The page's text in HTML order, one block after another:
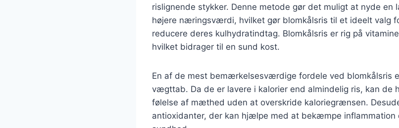
rislignende stykker. Denne metode gør det muligt at nyde en
højere næringsværdi, hvilket gør blomkålsris til et ideelt valg
reducere deres kulhydratindtag. Blomkålsris er rig på
hvilket bidrager til en sund kost.
En af de mest bemærkelsesværdige fordele ved blomkålsris
vægttab. Da de er lavere i kalorier end almindelig ris, kan de
følelse af mæthed uden at overskride kaloriegrænsen.
antioxidanter, der kan hjælpe med at bekæmpe inflammation